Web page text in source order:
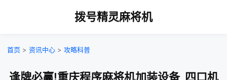
拨号精灵麻将机
首页 > 资讯中心 > 攻略科普
逢牌必赢!重庆程序麻将机加装设备_四口机